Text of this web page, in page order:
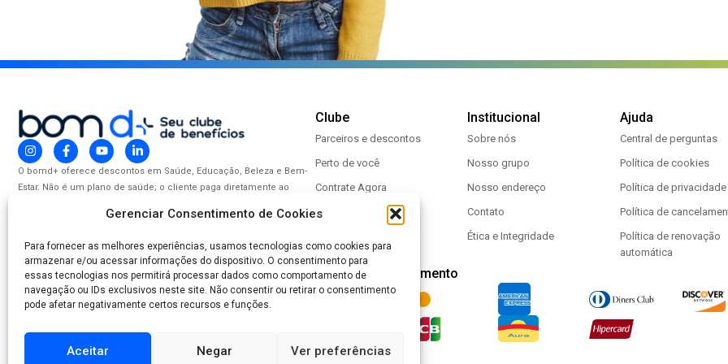
Gerenciar Consentimento de Cookies
Para fornecer as melhores experiências, usamos tecnologias como cookies para
armazenar e/ou acessar informações do dispositivo. O consentimento para
essas tecnologias nos permitirá processar dados como comportamento de
navegação ou IDs exclusivos neste site. Não consentir ou retirar o consentimento
pode afetar negativamente certos recursos e funções.
Aceitar Negar Ver preferências
O bomd+ oferece descontos em Saúde, Educação, Beleza e Bem-
Estar. Não é um plano de saúde; o cliente paga diretamente ao
os parceiros no site. Acesso aos benefícios para melhorar sua
CNPJ:43.304.959/0001-23
Clube
Parceiros e descontos
Perto de você
Contrate Agora
Seja um parceiro
Institucional
Sobre nós
Nosso grupo
Nosso endereço
Contato
Ética e Integridade
Ajuda
Central de perguntas
Política de cookies
Política de privacidade
Política de
Política de renovação
automática
Métodos de pagamento